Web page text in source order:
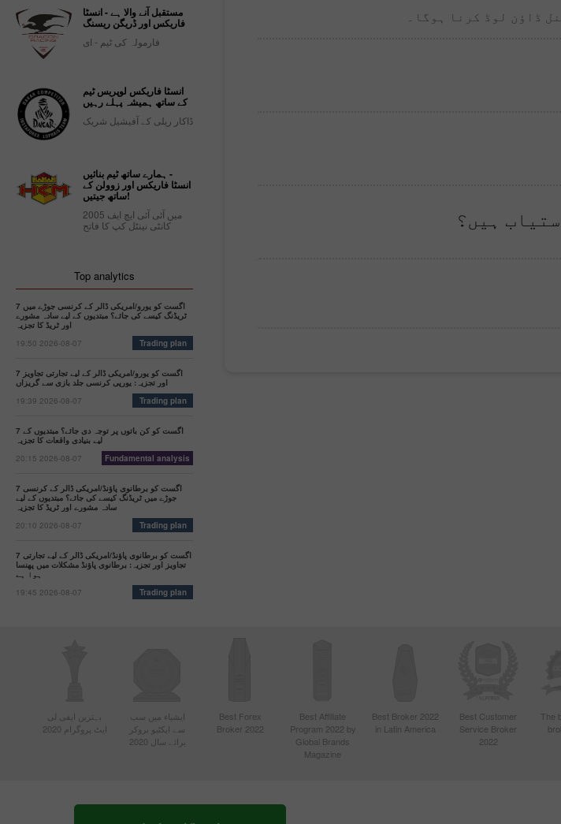
ڈاؤن لوڈ کرنا ہوگا۔ مستقبل آنے والا ہے - انسٹا
فاریکس اور ڈریگن ریسنگ
فارمولہ کی ٹیم - ای
انسٹا فاریکس لوپریس ٹیم
کے ساتھ ہمیشہ پہلے رہیں
ڈاکار ریلی کے آفیشیل شریک
ہمارے ساتھ ٹیم بنائیں -
انسٹا فاریکس اور زوولن کے
ساتھ جیتیں!
2005 میں آئی آئی ایچ ایف
کانٹی نینٹل کپ کا فاتح
Top analytics
7 اگست کو یورو/امریکی ڈالر کے کرنسی جوڑے میں
ٹریڈنگ کیسے کی جائے؟ مبتدیوں کے لیے سادہ مشورے
اور ٹریڈ کا تجزیہ
19:50 2026-08-07
Trading plan
7 اگست کو یورو/امریکی ڈالر کے لیے تجارتی تجاویز
اور تجزیہ: یورپی کرنسی جلد بازی سے گریزاں
19:39 2026-08-07
Trading plan
7 اگست کو کن باتوں پر توجہ دی جائے؟ مبتدیوں کے
لیے بنیادی واقعات کا تجزیہ
20:15 2026-08-07
Fundamental analysis
7 اگست کو برطانوی پاؤنڈ/امریکی ڈالر کے کرنسی
جوڑے میں ٹریڈنگ کیسے کی جائے؟ مبتدیوں کے لیے
سادہ مشورے اور ٹریڈ کا تجزیہ
20:10 2026-08-07
Trading plan
7 اگست کو برطانوی پاؤنڈ/امریکی ڈالر کے لیے تجارتی
تجاویز اور تجزیہ: برطانوی پاؤنڈ مشکلات میں پھنسا
ہوا ہے
19:45 2026-08-07
Trading plan
The
Best Customer
Service Broker
2022
Best Broker 2022
in Latin America
Best Affiliate
Program 2022 by
Global Brands
Magazine
Best Forex
Broker 2022
ایشیاء میں سب
سے ایکٹیو بروکر
برائے سال 2020
بہترین ایفی لی
ایٹ پروگرام 2020